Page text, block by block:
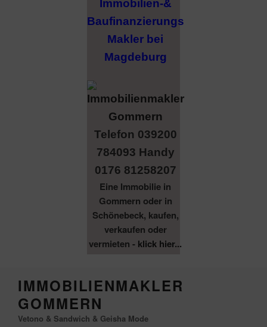
Immobilien-&
Baufinanzierungs
Makler bei
Magdeburg
Telefon 039200
784093 Handy
0176 81258207
Eine Immobilie in
Gommern oder in
Schönebeck, kaufen,
verkaufen oder
vermieten - klick hier...
Inhalt
springen
IMMOBILIENMAKLER
GOMMERN
Vetono & Sandwich & Geisha Mode